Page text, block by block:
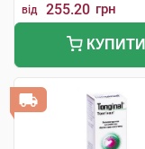
від 255.20 грн
КУПИТИ